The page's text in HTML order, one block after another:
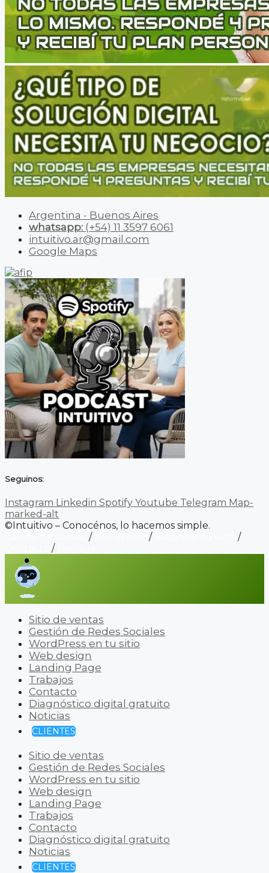
Argentina - Buenos Aires
whatsapp: (+54) 11 3597 6061
intuitivo.ar@gmail.com
Google Maps
Seguinos:
Instagram Linkedin Spotify Youtube Telegram Map-
marked-alt
©Intuitivo – Conocénos, lo hacemos simple.
/ /
/
/
Sitio de ventas
Gestión de Redes Sociales
WordPress en tu sitio
Web design
Landing Page
Trabajos
Contacto
Diagnóstico digital gratuito
Noticias
CLIENTES
Sitio de ventas
Gestión de Redes Sociales
WordPress en tu sitio
Web design
Landing Page
Trabajos
Contacto
Diagnóstico digital gratuito
Noticias
CLIENTES